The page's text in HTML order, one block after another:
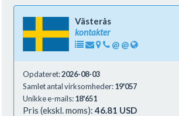
Västerås
kontakter
@ @
Opdateret:2026-08-03
Samlet antal virksomheder:19'057
Unikke e-mails:18'651
Pris (ekskl. moms):46.81 USD